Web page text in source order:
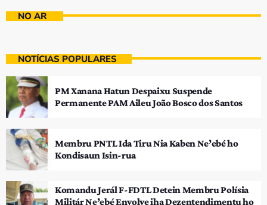
NO AR
NOTÍCIAS POPULARES
PM Xanana Hatun Despaixu Suspende
Permanente PAM Aileu João Bosco dos Santos
Membru PNTL Ida Tiru Nia Kaben Ne’ebé ho
Kondisaun Isin-rua
Komandu Jerál F-FDTL Detein Membru Polísia
Militár Ne’ebé Envolve iha Dezentendimentu ho